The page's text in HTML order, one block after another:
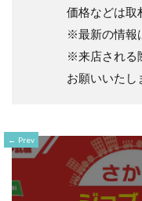
価格などは取
※最新の情報
※来店される
お願いいたし
Prev